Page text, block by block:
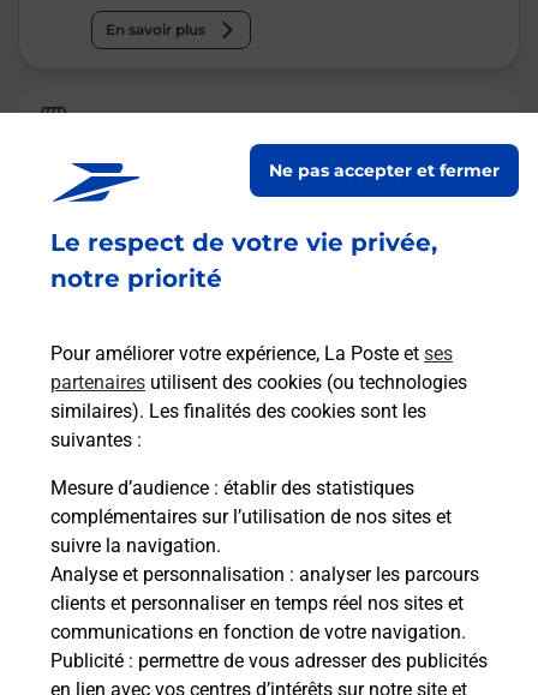
Le respect de votre vie privée,
notre priorité
Pour améliorer votre expérience, La Poste et ses
partenaires utilisent des cookies (ou technologies
similaires). Les finalités des cookies sont les
suivantes :
Mesure d’audience : établir des statistiques
complémentaires sur l’utilisation de nos sites et
suivre la navigation.
Analyse et personnalisation : analyser les parcours
clients et personnaliser en temps réel nos sites et
communications en fonction de votre navigation.
Publicité : permettre de vous adresser des publicités
en lien avec vos centres d’intérêts sur notre site et
Ne pas accepter et fermer
En savoir plus
Relais Pickup
AU BON COIN
jusqu'à 07h00
1 RUE KLEBER
45120 CHALETTE SUR LOING
Malin !
La Poste
en ligne
Ouvert 24h/24
En savoir plus